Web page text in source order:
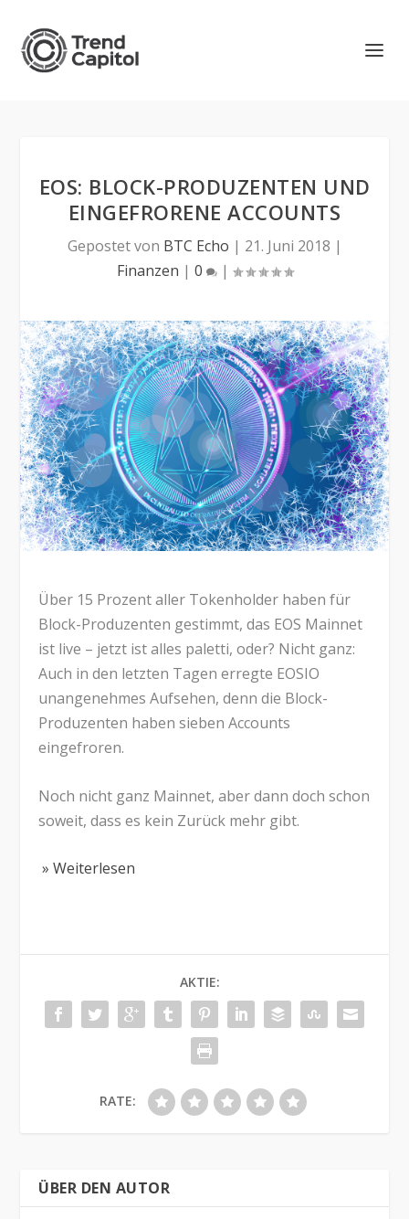
EOS: BLOCK-PRODUZENTEN UND
EINGEFRORENE ACCOUNTS
Gepostet von BTC Echo | 21. Juni 2018 |
Finanzen | 0 |
Über 15 Prozent aller Tokenholder haben für
Block-Produzenten gestimmt, das EOS Mainnet
ist live – jetzt ist alles paletti, oder? Nicht ganz:
Auch in den letzten Tagen erregte EOSIO
unangenehmes Aufsehen, denn die Block-
Produzenten haben sieben Accounts
eingefroren.
Noch nicht ganz Mainnet, aber dann doch schon
soweit, dass es kein Zurück mehr gibt.
» Weiterlesen
AKTIE:
RATE:
ÜBER DEN AUTOR